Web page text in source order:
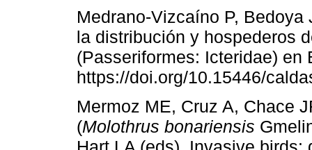
Medrano-Vizcaíno P,
la distribución y hospederos
(Passeriformes: Icteridae) en
https://doi.org/10.15446/
Mermoz ME, Cruz A, Chace
(Molothrus bonariensis